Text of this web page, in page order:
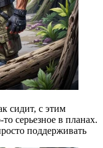
сидит, с этим
серьезное в планах.
поддерживать